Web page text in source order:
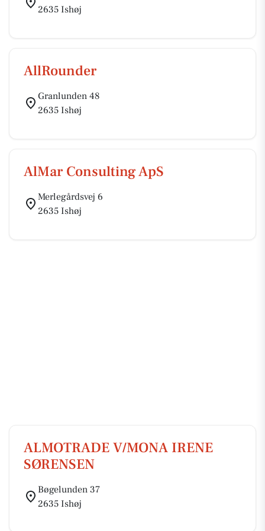
2635 Ishøj
AllRounder
Granlunden 48
2635 Ishøj
AlMar Consulting ApS
Merlegårdsvej 6
2635 Ishøj
ALMOTRADE V/MONA IRENE
SØRENSEN
Bøgelunden 37
2635 Ishøj